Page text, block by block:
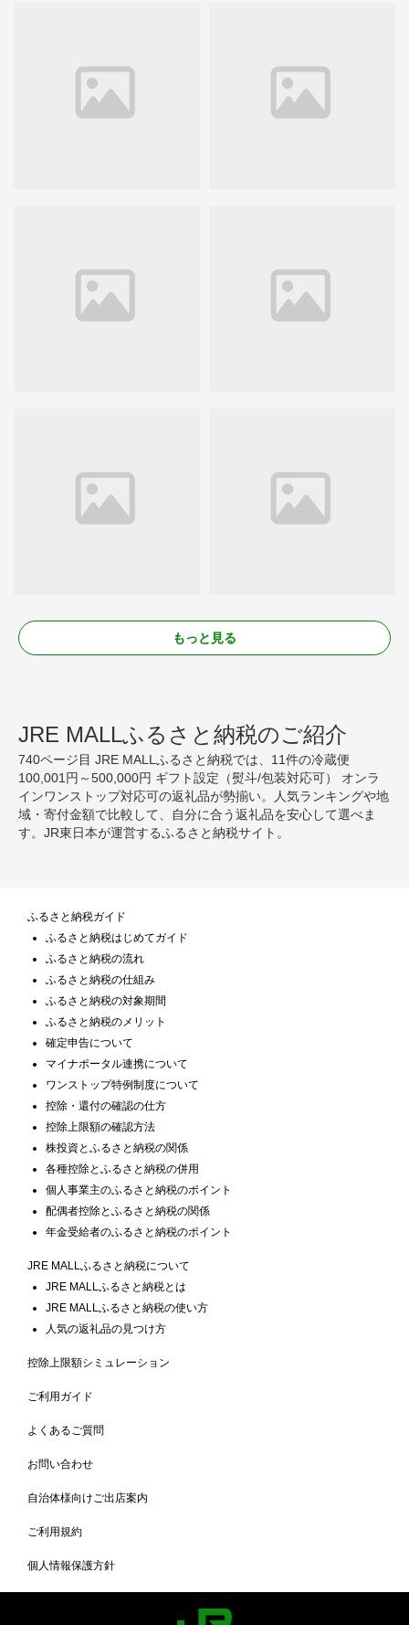
もっと見る
JRE MALLふるさと納税のご紹介
740ページ目 JRE MALLふるさと納税では、11件の冷蔵便
100,001円～500,000円 ギフト設定（熨斗/包装対応可） オンラ
インワンストップ対応可の返礼品が勢揃い。人気ランキングや地
域・寄付金額で比較して、自分に合う返礼品を安心して選べま
す。JR東日本が運営するふるさと納税サイト。
ふるさと納税ガイド
ふるさと納税はじめてガイド
ふるさと納税の流れ
ふるさと納税の仕組み
ふるさと納税の対象期間
ふるさと納税のメリット
確定申告について
マイナポータル連携について
ワンストップ特例制度について
控除・還付の確認の仕方
控除上限額の確認方法
株投資とふるさと納税の関係
各種控除とふるさと納税の併用
個人事業主のふるさと納税のポイント
配偶者控除とふるさと納税の関係
年金受給者のふるさと納税のポイント
JRE MALLふるさと納税について
JRE MALLふるさと納税とは
JRE MALLふるさと納税の使い方
人気の返礼品の見つけ方
控除上限額シミュレーション
ご利用ガイド
よくあるご質問
お問い合わせ
自治体様向けご出店案内
ご利用規約
個人情報保護方針